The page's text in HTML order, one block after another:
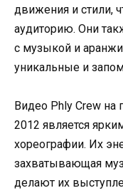
движения и стили,
аудиторию. Они
с музыкой и
уникальные и
Видео Phly Crew на
2012 является
хореографии. Их
захватывающая
делают их